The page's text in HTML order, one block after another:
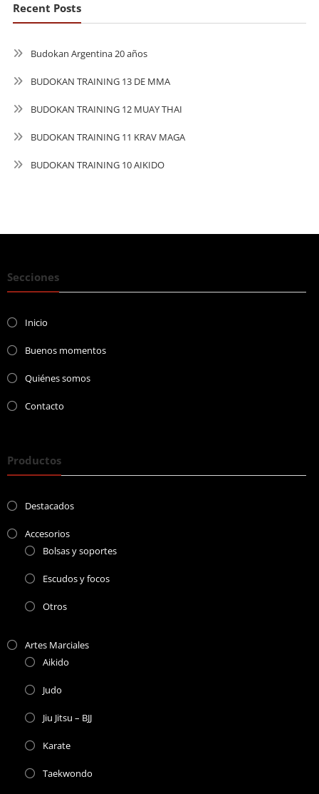
Recent Posts
Budokan Argentina 20 años
BUDOKAN TRAINING 13 DE MMA
BUDOKAN TRAINING 12 MUAY THAI
BUDOKAN TRAINING 11 KRAV MAGA
BUDOKAN TRAINING 10 AIKIDO
Secciones
Inicio
Buenos momentos
Quiénes somos
Contacto
Productos
Destacados
Accesorios
Bolsas y soportes
Escudos y focos
Otros
Artes Marciales
Aikido
Judo
Jiu Jitsu – BJJ
Karate
Taekwondo